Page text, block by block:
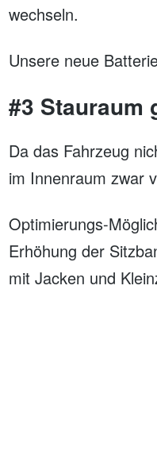
wechseln.
Unsere neue
#3 Stauraum
Da das Fahrzeug
im Innenraum zwar
Optimierungs-
Erhöhung der
mit Jacken und